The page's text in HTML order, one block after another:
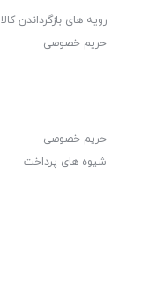
رویه های بازگرداندن کالا
حریم خصوصی
حریم خصوصی
شیوه های پرداخت